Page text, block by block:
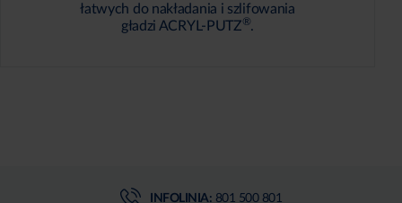
łatwych do nakładania i szlifowania
gładzi ACRYL-PUTZ®.
INFOLINIA: 801 500 801